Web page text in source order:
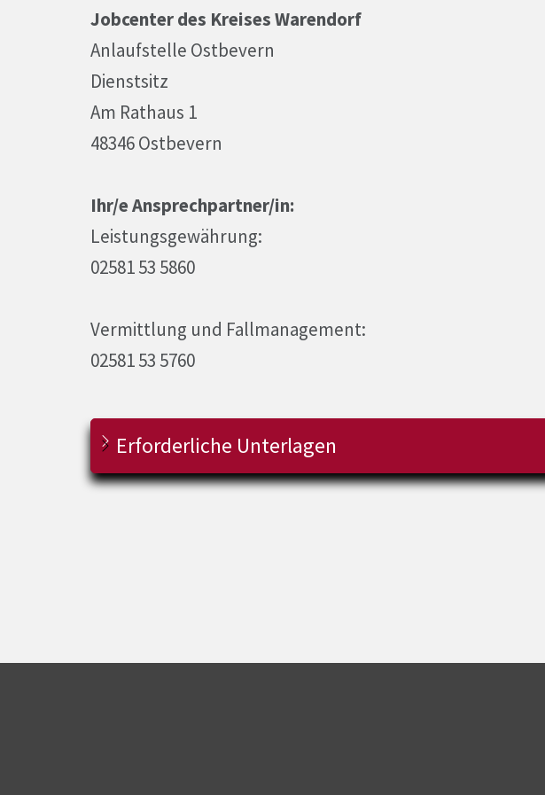
Jobcenter des Kreises Warendorf
Anlaufstelle Ostbevern
Dienstsitz
Am Rathaus 1
48346 Ostbevern
Ihr/e Ansprechpartner/in:
Leistungsgewährung:
02581 53 5860
Vermittlung und Fallmanagement:
02581 53 5760
Erforderliche Unterlagen